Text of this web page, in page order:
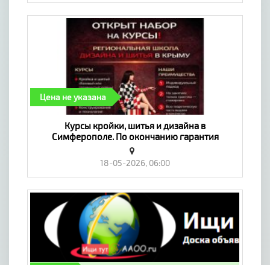
Цена не указана
Курсы кройки, шитья и дизайна в
Симферополе. По окончанию гарантия
трудоустройства! - «Предложение услуг,
Обучение»
18-05-2026, 06:00